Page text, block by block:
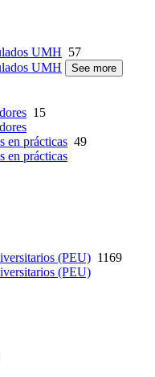
UMH 57
UMH
See more
15
en prácticas 49
en prácticas
(PEU) 1169
(PEU)